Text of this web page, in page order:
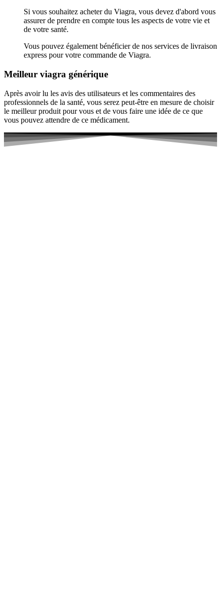
Si vous souhaitez acheter du Viagra, vous devez d'abord vous
assurer de prendre en compte tous les aspects de votre vie et
de votre santé.
Vous pouvez également bénéficier de nos services de livraison
express pour votre commande de Viagra.
Meilleur viagra générique
Après avoir lu les avis des utilisateurs et les commentaires des
professionnels de la santé, vous serez peut-être en mesure de choisir
le meilleur produit pour vous et de vous faire une idée de ce que
vous pouvez attendre de ce médicament.